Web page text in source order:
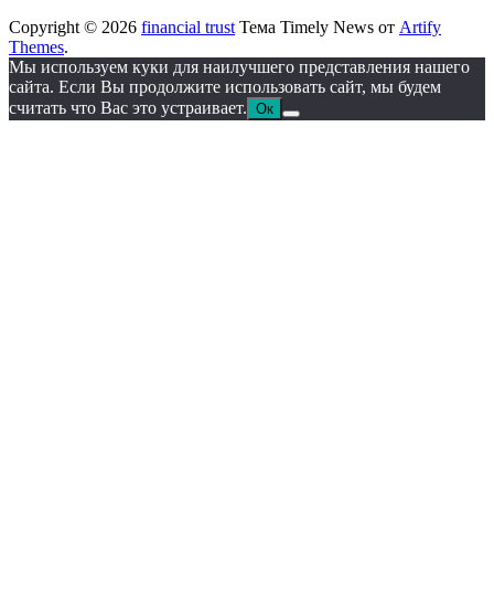
Copyright © 2026 financial trust Тема Timely News от Artify
Themes.
Мы используем куки для наилучшего представления нашего
сайта. Если Вы продолжите использовать сайт, мы будем
считать что Вас это устраивает. Ок